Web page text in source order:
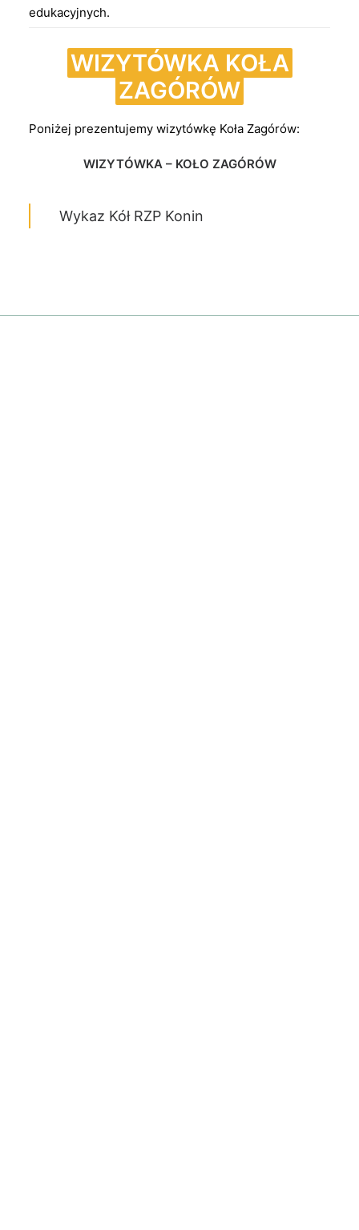
edukacyjnych.
WIZYTÓWKA KOŁA
ZAGÓRÓW
Poniżej prezentujemy wizytówkę Koła Zagórów:
WIZYTÓWKA – KOŁO ZAGÓRÓW
Wykaz Kół RZP Konin